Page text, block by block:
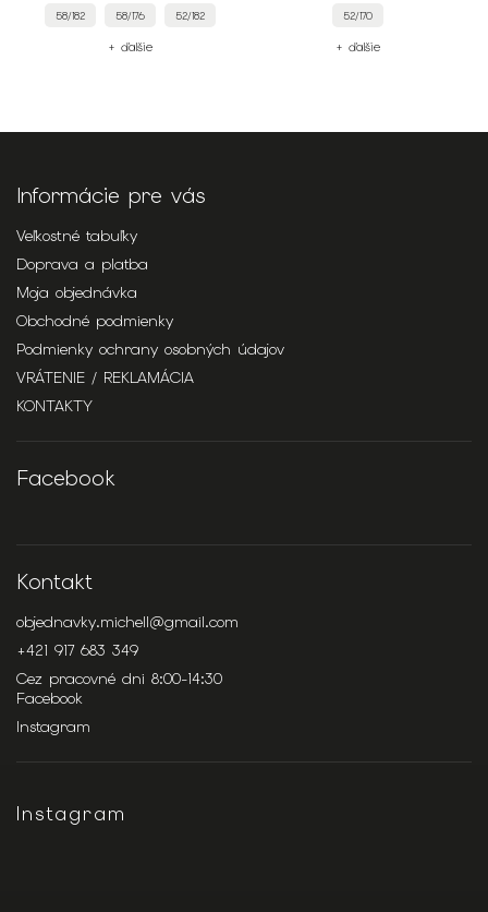
58/182 58/176 52/182
+ ďalšie
52/170
+ ďalšie
Informácie pre vás
Veľkostné tabuľky
Doprava a platba
Moja objednávka
Obchodné podmienky
Podmienky ochrany osobných údajov
VRÁTENIE / REKLAMÁCIA
KONTAKTY
Facebook
Kontakt
objednavky.michell@gmail.com
+421 917 683 349
Cez pracovné dni 8:00-14:30
Facebook
Instagram
Instagram